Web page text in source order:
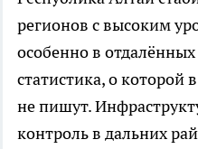
регионов с высоким
особенно в
статистика, о которой
не пишут.
контроль в дальних